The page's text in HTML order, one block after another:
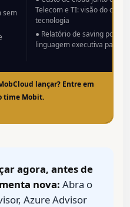
sem
Telecom e TI: visão do custo
tecnologia
● Relatório de saving
linguagem executiva para o
lançar? Entre em
time Mobit.
agora, antes de
nova: Abra o
Azure Advisor